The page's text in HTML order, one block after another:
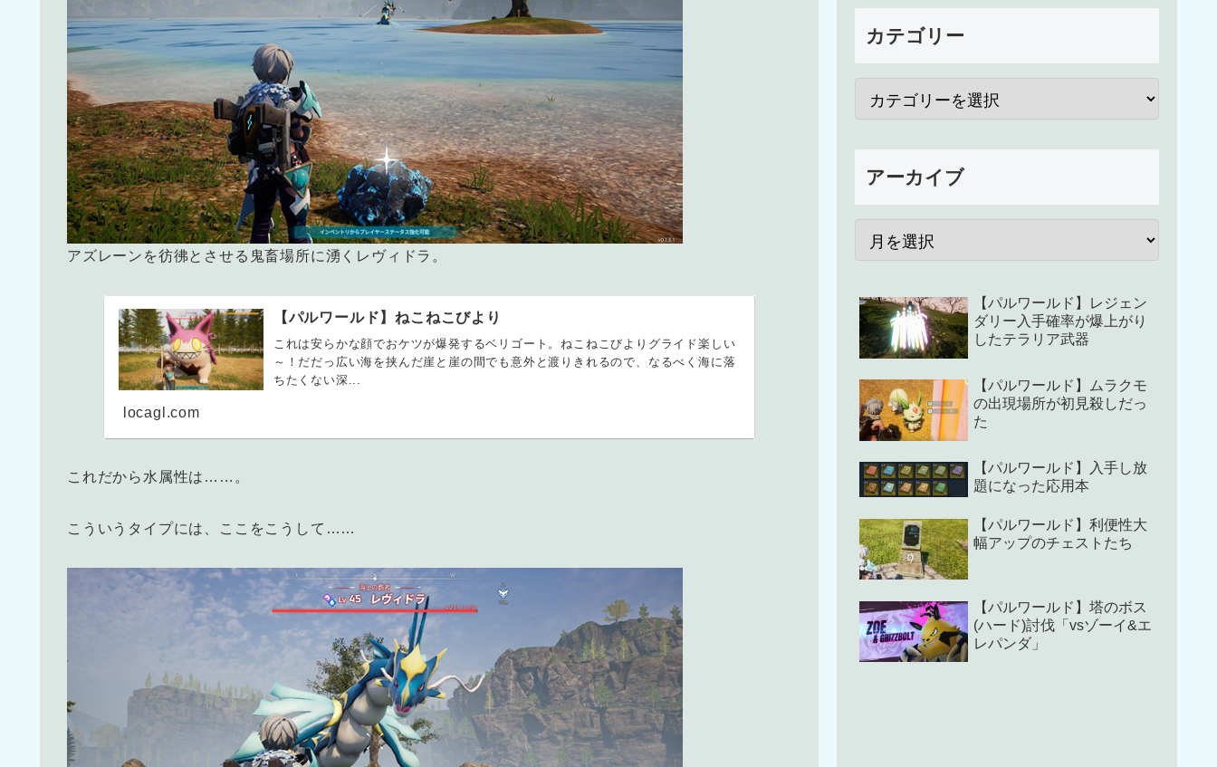
アズレーンを彷彿とさせる鬼畜場所に湧くレヴィドラ。
【パルワールド】ねこねこびより
これは安らかな顔でおケツが爆発するベリゴート。ねこねこびよりグライド楽しい
～！だだっ広い海を挟んだ崖と崖の間でも意外と渡りきれるので、なるべく海に落
ちたくない深...
locagl.com
これだから水属性は……。
こういうタイプには、ここをこうして……
カテゴリー
アーカイブ
【パルワールド】レジェン
ダリー入手確率が爆上がり
したテラリア武器
【パルワールド】ムラクモ
の出現場所が初見殺しだっ
た
【パルワールド】入手し放
題になった応用本
【パルワールド】利便性大
幅アップのチェストたち
【パルワールド】塔のボス
(ハード)討伐「vsゾーイ&エ
レパンダ」